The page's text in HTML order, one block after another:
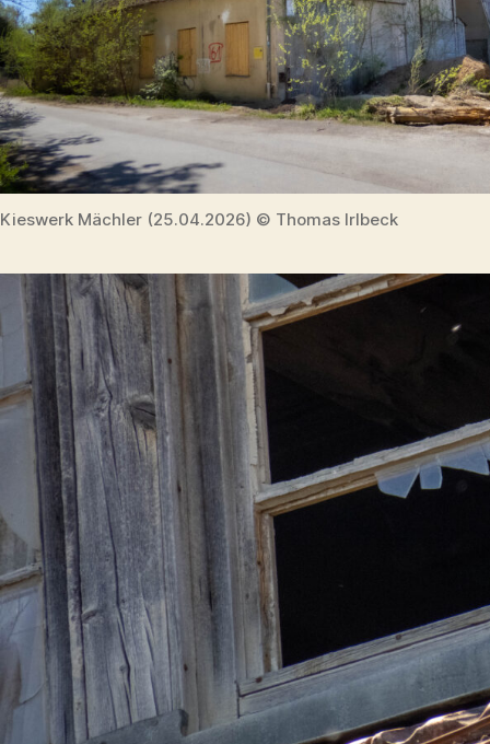
Kieswerk Mächler (25.04.2026) © Thomas Irlbeck